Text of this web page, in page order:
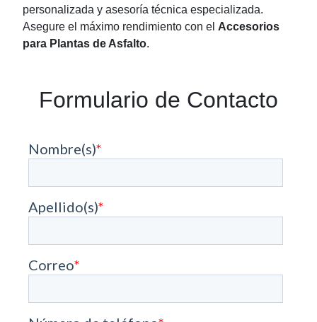
personalizada y asesoría técnica especializada.
Asegure el máximo rendimiento con el Accesorios
para Plantas de Asfalto.
Formulario de Contacto